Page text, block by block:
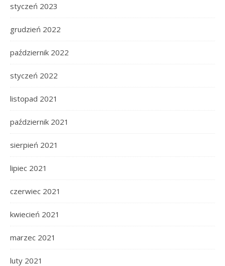
styczeń 2023
grudzień 2022
październik 2022
styczeń 2022
listopad 2021
październik 2021
sierpień 2021
lipiec 2021
czerwiec 2021
kwiecień 2021
marzec 2021
luty 2021